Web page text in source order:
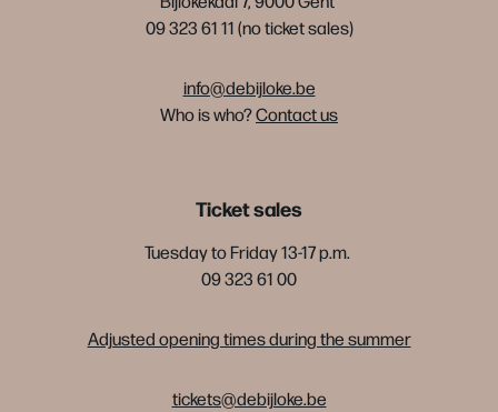
09 323 61 11 (no ticket sales)
info@debijloke.be
Who is who?Contact us
Ticket sales
Tuesday to Friday 13-17 p.m.
09 323 61 00
Adjusted opening times during the summer
tickets@debijloke.be